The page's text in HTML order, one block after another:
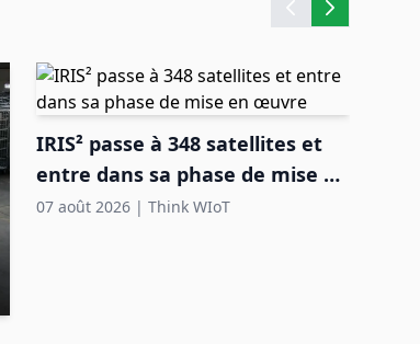
IRIS² passe à 348 satellites et
entre dans sa phase de mise en
œuvre
07 août 2026 | Think WIoT